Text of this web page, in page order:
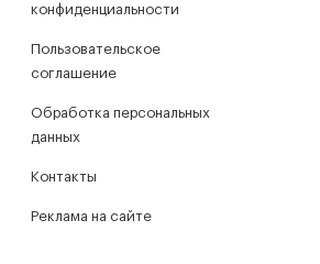
конфиденциальности
Пользовательское
соглашение
Обработка персональных
данных
Контакты
Реклама на сайте